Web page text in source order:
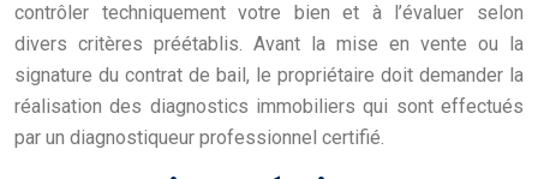
contrôler techniquement votre bien et à l’évaluer selon
divers critères préétablis. Avant la mise en vente ou la
signature du contrat de bail, le propriétaire doit demander la
réalisation des diagnostics immobiliers qui sont effectués
par un diagnostiqueur professionnel certifié.